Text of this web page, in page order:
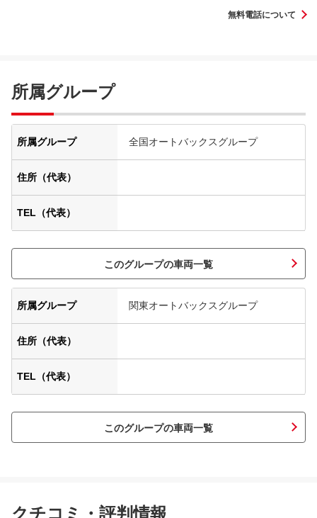
無料電話について
所属グループ
所属グループ 全国オートバックスグループ
住所（代表）
TEL（代表）
このグループの車両一覧
所属グループ 関東オートバックスグループ
住所（代表）
TEL（代表）
このグループの車両一覧
クチコミ・評判情報